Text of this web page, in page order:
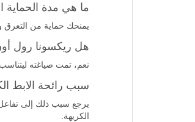
ما هي مدة الحماية
يمنحك حماية من التعرق
هل ريكسونا رول
نعم، تمت صياغته
سبب رائحة الابط
يرجع سبب ذلك إلى تفاعل
الكريهة.